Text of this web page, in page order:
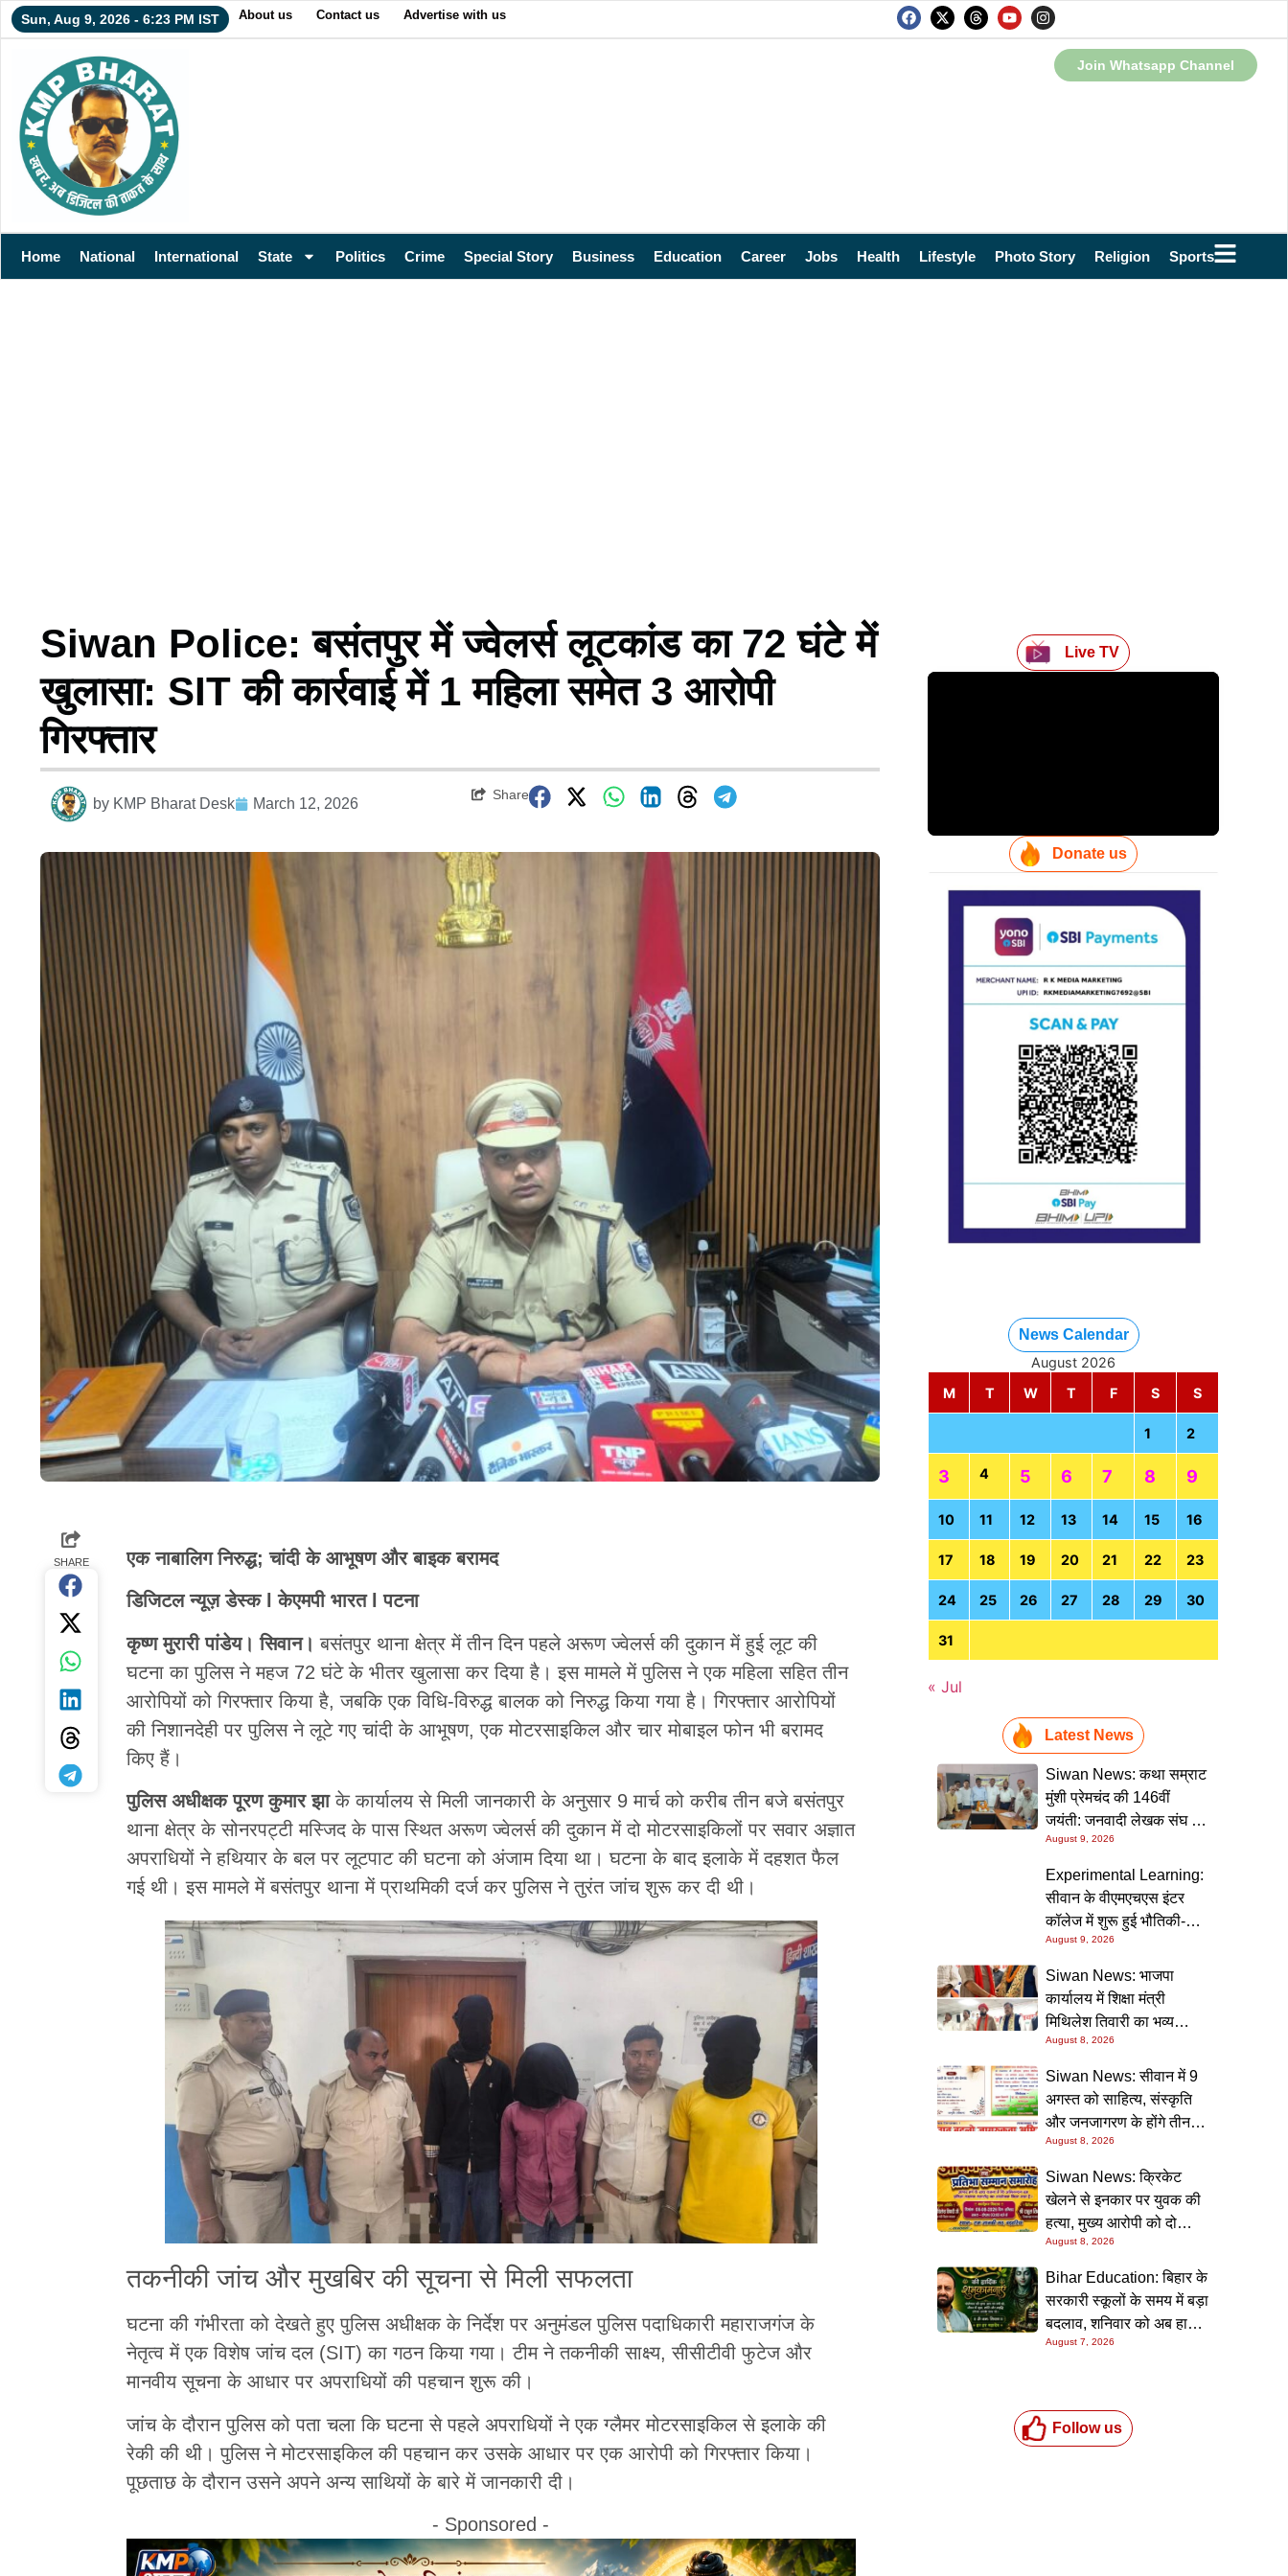
Sun, Aug 9, 2026 - 6:23 PM IST About us Contact us Advertise with us
Join Whatsapp Channel
Home National International State Politics Crime Special Story Business Education Career Jobs Health Lifestyle Photo Story Religion Sports
Siwan Police: बसंतपुर में ज्वेलर्स लूटकांड का 72 घंटे में
खुलासा: SIT की कार्रवाई में 1 महिला समेत 3 आरोपी
गिरफ्तार
by KMP Bharat Desk March 12, 2026
Share
SHARE एक नाबालिग निरुद्ध; चांदी के आभूषण और बाइक बरामद
डिजिटल न्यूज़ डेस्क l केएमपी भारत l पटना
कृष्ण मुरारी पांडेय। सिवान।बसंतपुर थाना क्षेत्र में तीन दिन पहले अरूण ज्वेलर्स की दुकान में हुई लूट की
घटना का पुलिस ने महज 72 घंटे के भीतर खुलासा कर दिया है। इस मामले में पुलिस ने एक महिला सहित तीन
आरोपियों को गिरफ्तार किया है, जबकि एक विधि-विरुद्ध बालक को निरुद्ध किया गया है। गिरफ्तार आरोपियों
की निशानदेही पर पुलिस ने लूटे गए चांदी के आभूषण, एक मोटरसाइकिल और चार मोबाइल फोन भी बरामद
किए हैं।
पुलिस अधीक्षक पूरण कुमार झाके कार्यालय से मिली जानकारी के अनुसार 9 मार्च को करीब तीन बजे बसंतपुर
थाना क्षेत्र के सोनरपट्टी मस्जिद के पास स्थित अरूण ज्वेलर्स की दुकान में दो मोटरसाइकिलों पर सवार अज्ञात
अपराधियों ने हथियार के बल पर लूटपाट की घटना को अंजाम दिया था। घटना के बाद इलाके में दहशत फैल
गई थी। इस मामले में बसंतपुर थाना में प्राथमिकी दर्ज कर पुलिस ने तुरंत जांच शुरू कर दी थी।
तकनीकी जांच और मुखबिर की सूचना से मिली सफलता
घटना की गंभीरता को देखते हुए पुलिस अधीक्षक के निर्देश पर अनुमंडल पुलिस पदाधिकारी महाराजगंज के
नेतृत्व में एक विशेष जांच दल (SIT) का गठन किया गया। टीम ने तकनीकी साक्ष्य, सीसीटीवी फुटेज और
मानवीय सूचना के आधार पर अपराधियों की पहचान शुरू की।
जांच के दौरान पुलिस को पता चला कि घटना से पहले अपराधियों ने एक ग्लैमर मोटरसाइकिल से इलाके की
रेकी की थी। पुलिस ने मोटरसाइकिल की पहचान कर उसके आधार पर एक आरोपी को गिरफ्तार किया।
पूछताछ के दौरान उसने अपने अन्य साथियों के बारे में जानकारी दी।
- Sponsored -
Live TV
Donate us
News Calendar
August 2026
M
T W T F S S
1 2
3 4 5 6 7 8 9
10 11 12 13 14 15 16
17 18 19 20 21 22 23
24 25 26 27 28 29 30
31
« Jul
Latest News
Siwan News: कथा सम्राट
मुंशी प्रेमचंद की 146वीं
जयंती: जनवादी लेखक संघ की
संगोष्ठी में वक्ताओं ने कहा-
मौजूदा दौर में प्रेमचंद की
रचनाएं और अधिक प्रासंगिक
August 9, 2026
Experimental Learning:
सीवान के वीएमएचएस इंटर
कॉलेज में शुरू हुई भौतिकी-
रसायन की आधुनिक
प्रयोगशालाएं
August 9, 2026
Siwan News: भाजपा
कार्यालय में शिक्षा मंत्री
मिथिलेश तिवारी का भव्य
स्वागत, बोले- कार्यकर्ता ही
पार्टी की सबसे बड़ी ताकत
August 8, 2026
Siwan News: सीवान में 9
अगस्त को साहित्य, संस्कृति
और जनजागरण के होंगे तीन
बड़े आयोजन
August 8, 2026
Siwan News: क्रिकेट
खेलने से इनकार पर युवक की
हत्या, मुख्य आरोपी को दो
धाराओं में उम्रकैद
August 8, 2026
Bihar Education: बिहार के
सरकारी स्कूलों के समय में बड़ा
बदलाव, शनिवार को अब हाफ
डे रहेगा विद्यालय
August 7, 2026
Follow us